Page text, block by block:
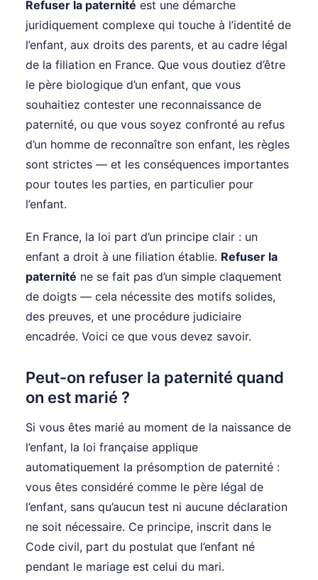
Refuser la paternité est une démarche
juridiquement complexe qui touche à l’identité de
l’enfant, aux droits des parents, et au cadre légal
de la filiation en France. Que vous doutiez d’être
le père biologique d’un enfant, que vous
souhaitiez contester une reconnaissance de
paternité, ou que vous soyez confronté au refus
d’un homme de reconnaître son enfant, les règles
sont strictes — et les conséquences importantes
pour toutes les parties, en particulier pour
l’enfant.
En France, la loi part d’un principe clair : un
enfant a droit à une filiation établie. Refuser la
paternité ne se fait pas d’un simple claquement
de doigts — cela nécessite des motifs solides,
des preuves, et une procédure judiciaire
encadrée. Voici ce que vous devez savoir.
Peut-on refuser la paternité quand
on est marié ?
Si vous êtes marié au moment de la naissance de
l’enfant, la loi française applique
automatiquement la présomption de paternité :
vous êtes considéré comme le père légal de
l’enfant, sans qu’aucun test ni aucune déclaration
ne soit nécessaire. Ce principe, inscrit dans le
Code civil, part du postulat que l’enfant né
pendant le mariage est celui du mari.